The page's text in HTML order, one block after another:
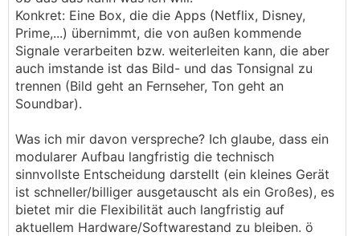
Konkret: Eine Box, die die Apps (Netflix, Disney,
Prime,...) übernimmt, die von außen kommende
Signale verarbeiten bzw. weiterleiten kann, die aber
auch imstande ist das Bild- und das Tonsignal zu
trennen (Bild geht an Fernseher, Ton geht an
Soundbar).
Was ich mir davon verspreche? Ich glaube, dass ein
modularer Aufbau langfristig die technisch
sinnvollste Entscheidung darstellt (ein kleines Gerät
ist schneller/billiger ausgetauscht als ein Großes), es
bietet mir die Flexibilität auch langfristig auf
aktuellem Hardware/Softwarestand zu bleiben. ö